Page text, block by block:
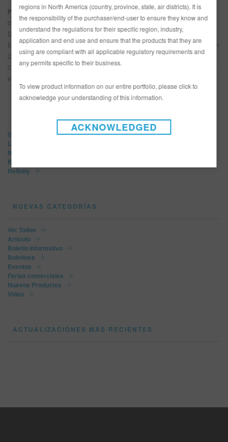
Pie de foto:De izquierda a derecha: Oliver Birk, Director de Gestión Global
de Cuentas Principales en Coatings de Repintado BASF; Christian Egger,
Director de Experiencias de Propietario en Europa de Jaguar Land Rover
Europa; Mike Hill, Director de Gestión Global de Cuentas Principales JLR en
Coatings de Repintado BASF; Mike Yorke, Director Administrativo de
Outsorc, y Eason Qin, Director de Programas de Experiencia al Consumidor
en Europa de Jaguar Land Rover Europa
Glasurit
LIMCO
Norbin
R-M
Refinity
NUEVAS CATEGORÍAS
Ver Todos
Artículo
Boletín Informativo
Boletines
Eventos
Ferias comerciales
Nuevos Productos
Vídeo
ACTUALIZACIONES MÁS RECIENTES
regions in North America (country, province, state, air districts). It is
the responsibility of the purchaser/end-user to ensure they know and
understand the regulations for their specific region, industry,
application and end use and ensure that the products that they are
using are compliant with all applicable regulatory requirements and
any permits specific to their business.
To view product information on our entire portfolio, please click to
acknowledge your understanding of this information.
ACKNOWLEDGED